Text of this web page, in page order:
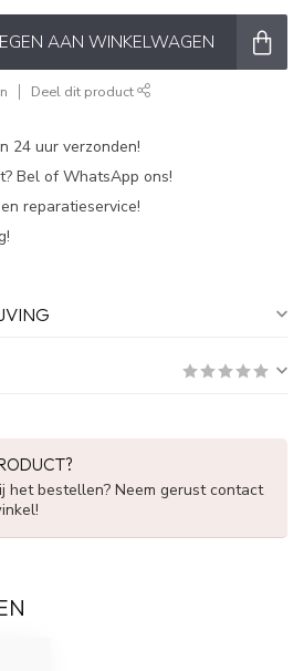
AAN WINKELWAGEN
Deel dit product
24 uur verzonden!
Bel of WhatsApp ons!
reparatieservice!
het bestellen? Neem gerust contact